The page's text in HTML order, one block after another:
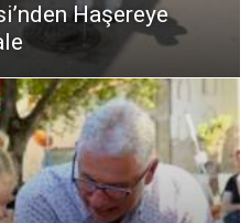
Haşereye